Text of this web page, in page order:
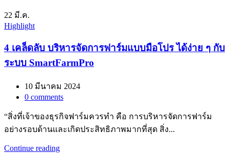
22 มี.ค.
Highlight
4 เคล็ดลับ บริหารจัดการฟาร์มแบบมือโปร ได้ง่าย ๆ กับ
ระบบ SmartFarmPro
10 มีนาคม 2024
0 comments
“สิ่งที่เจ้าของธุรกิจฟาร์มควรทำ คือ การบริหารจัดการฟาร์ม
อย่างรอบด้านและเกิดประสิทธิภาพมากที่สุด สิ่ง...
Continue reading